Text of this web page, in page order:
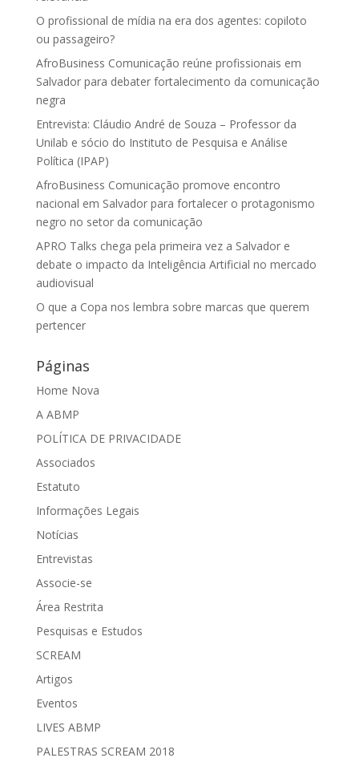
O profissional de mídia na era dos agentes: copiloto
ou passageiro?
AfroBusiness Comunicação reúne profissionais em
Salvador para debater fortalecimento da comunicação
negra
Entrevista: Cláudio André de Souza – Professor da
Unilab e sócio do Instituto de Pesquisa e Análise
Política (IPAP)
AfroBusiness Comunicação promove encontro
nacional em Salvador para fortalecer o protagonismo
negro no setor da comunicação
APRO Talks chega pela primeira vez a Salvador e
debate o impacto da Inteligência Artificial no mercado
audiovisual
O que a Copa nos lembra sobre marcas que querem
pertencer
Páginas
Home Nova
A ABMP
POLÍTICA DE PRIVACIDADE
Associados
Estatuto
Informações Legais
Notícias
Entrevistas
Associe-se
Área Restrita
Pesquisas e Estudos
SCREAM
Artigos
Eventos
LIVES ABMP
PALESTRAS SCREAM 2018